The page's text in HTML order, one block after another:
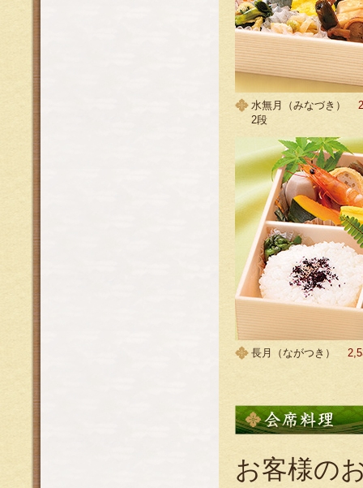
水無月（みなづき）
2段
長月（ながつき）
お客様の